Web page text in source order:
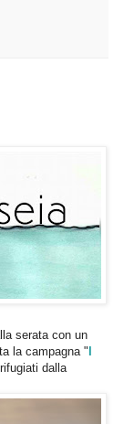
serata con un
la campagna "
dalla